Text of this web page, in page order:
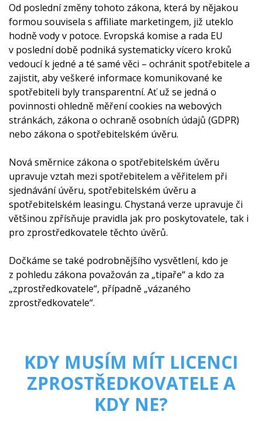
Od poslední změny tohoto zákona, která by nějakou
formou souvisela s affiliate marketingem, již uteklo
hodně vody v potoce. Evropská komise a rada EU
v poslední době podniká systematicky vícero kroků
vedoucí k jedné a té samé věci – ochránit spotřebitele a
zajistit, aby veškeré informace komunikované ke
spotřebiteli byly transparentní. Ať už se jedná o
povinnosti ohledně měření cookies na webových
stránkách, zákona o ochraně osobních údajů (GDPR)
nebo zákona o spotřebitelském úvěru.
Nová směrnice zákona o spotřebitelském úvěru
upravuje vztah mezi spotřebitelem a věřitelem při
sjednávání úvěru, spotřebitelském úvěru a
spotřebitelském leasingu. Chystaná verze upravuje či
většinou zpřísňuje pravidla jak pro poskytovatele, tak i
pro zprostředkovatele těchto úvěrů.
Dočkáme se také podrobnějšího vysvětlení, kdo je
z pohledu zákona považován za „tipaře“ a kdo za
„zprostředkovatele“, případně „vázaného
zprostředkovatele“.
KDY MUSÍM MÍT LICENCI
ZPROSTŘEDKOVATELE A
KDY NE?